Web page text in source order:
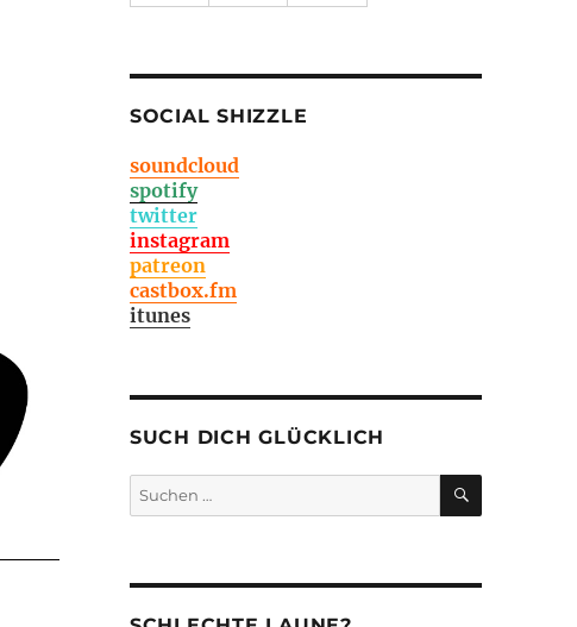
SOCIAL SHIZZLE
soundcloud
spotify
twitter
instagram
patreon
castbox.fm
itunes
SUCH DICH GLÜCKLICH
Suchen
nach:
SUCHEN